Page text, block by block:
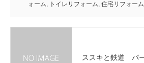
ォーム, トイレリフォーム, 住宅リフォーム
ススキと鉄道 パ